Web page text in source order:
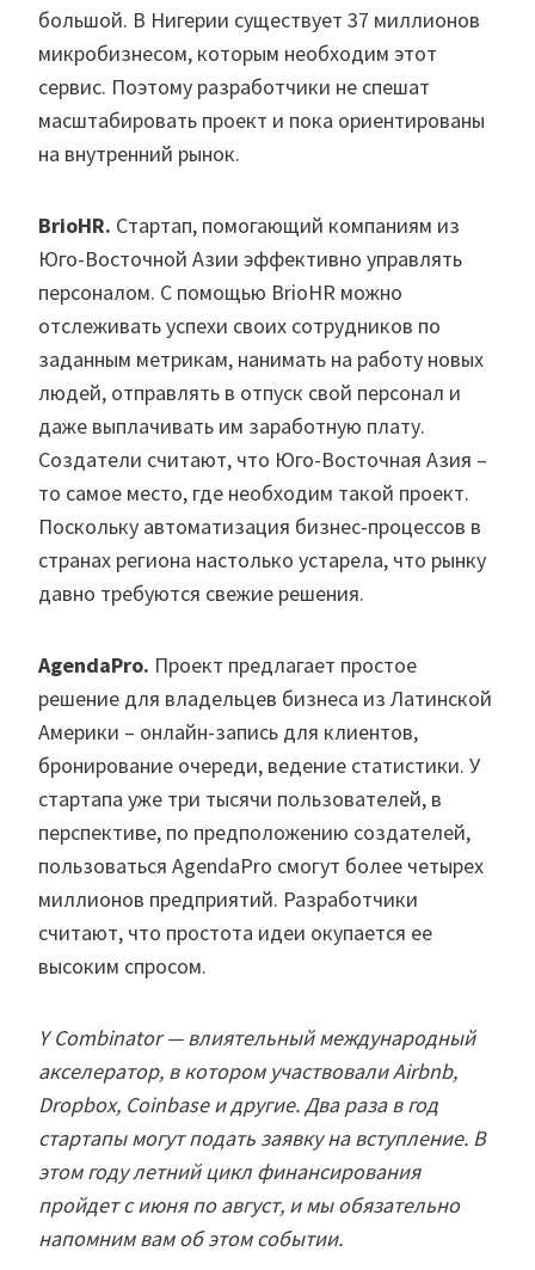
большой. В Нигерии существует 37 миллионов
микробизнесом, которым необходим этот
сервис. Поэтому разработчики не спешат
масштабировать проект и пока ориентированы
на внутренний рынок.
BrioHR. Стартап, помогающий компаниям из
Юго-Восточной Азии эффективно управлять
персоналом. С помощью BrioHR можно
отслеживать успехи своих сотрудников по
заданным метрикам, нанимать на работу новых
людей, отправлять в отпуск свой персонал и
даже выплачивать им заработную плату.
Создатели считают, что Юго-Восточная Азия –
то самое место, где необходим такой проект.
Поскольку автоматизация бизнес-процессов в
странах региона настолько устарела, что рынку
давно требуются свежие решения.
AgendaPro. Проект предлагает простое
решение для владельцев бизнеса из Латинской
Америки – онлайн-запись для клиентов,
бронирование очереди, ведение статистики. У
стартапа уже три тысячи пользователей, в
перспективе, по предположению создателей,
пользоваться AgendaPro смогут более четырех
миллионов предприятий. Разработчики
считают, что простота идеи окупается ее
высоким спросом.
Y Combinator — влиятельный международный
акселератор, в котором участвовали Airbnb,
Dropbox, Coinbase и другие. Два раза в год
стартапы могут подать заявку на вступление. В
этом году летний цикл финансирования
пройдет с июня по август, и мы обязательно
напомним вам об этом событии.